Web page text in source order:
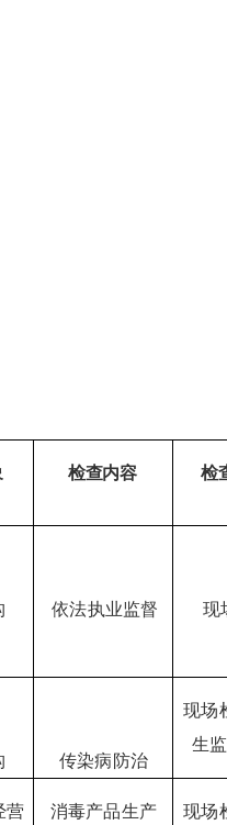
检查内容 检
依法执业监督 现
传染病防治
现场
生
营
消毒产品生产
现场